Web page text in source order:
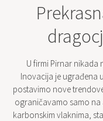
U firmi Pirnar nikada
Inovacija je ugrađena
postavimo nove
ograničavamo samo
karbonskim vlaknima,